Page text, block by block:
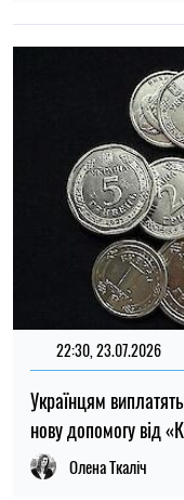
22:30, 23.07.2026
Українцям
нову допомогу від
Олена Ткаліч